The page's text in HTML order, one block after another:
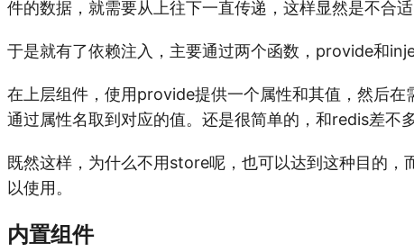
件的数据，就需要从上往下一直传递，这样显然是不合适
于是就有了依赖注入，主要通过两个函数，provide和
在上层组件，使用provide提供一个属性和其值，然后
通过属性名取到对应的值。还是很简单的，和redis差不
既然这样，为什么不用store呢，也可以达到这种目的，
以使用。
内置组件